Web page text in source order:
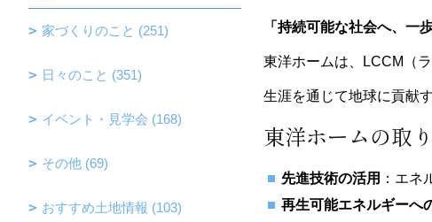
「持続可能な社会へ、一
東洋ホームは、LCCM（
生涯を通じて地球に貢献
東洋ホームの取
先進技術の活用 ：エネ
再生可能エネルギーへ
家づくりのこと (251)
日々のこと (351)
イベント・見学会 (168)
その他 (69)
おすすめ土地情報 (103)